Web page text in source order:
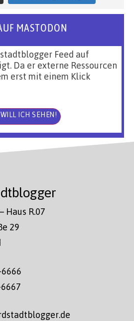
MASTODON
Feed auf
Da er externe Ressourcen
erst mit einem Klick
WILL ICH SEHEN!
Haus R.07
29